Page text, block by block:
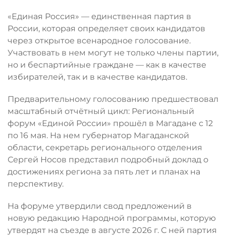
«Единая Россия» — единственная партия в
России, которая определяет своих кандидатов
через открытое всенародное голосование.
Участвовать в нем могут не только члены партии,
но и беспартийные граждане — как в качестве
избирателей, так и в качестве кандидатов.
Предварительному голосованию предшествовал
масштабный отчётный цикл: Региональный
форум «Единой России» прошёл в Магадане с 12
по 16 мая. На нем губернатор Магаданской
области, секретарь регионального отделения
Сергей Носов представил подробный доклад о
достижениях региона за пять лет и планах на
перспективу.
На форуме утвердили свод предложений в
новую редакцию Народной программы, которую
утвердят на съезде в августе 2026 г. С ней партия